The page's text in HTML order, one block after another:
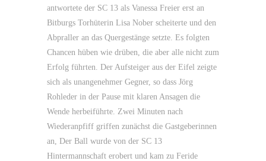
antwortete der SC 13 als Vanessa Freier erst an
Bitburgs Torhüterin Lisa Nober scheiterte und den
Abpraller an das Quergestänge setzte. Es folgten
Chancen hüben wie drüben, die aber alle nicht zum
Erfolg führten. Der Aufsteiger aus der Eifel zeigte
sich als unangenehmer Gegner, so dass Jörg
Rohleder in der Pause mit klaren Ansagen die
Wende herbeiführte. Zwei Minuten nach
Wiederanpfiff griffen zunächst die Gastgeberinnen
an, Der Ball wurde von der SC 13
Hintermannschaft erobert und kam zu Feride